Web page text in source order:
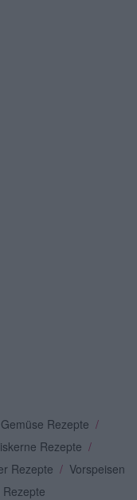
Gemüse Rezepte /
Rezepte /
Rezepte / Vorspeisen